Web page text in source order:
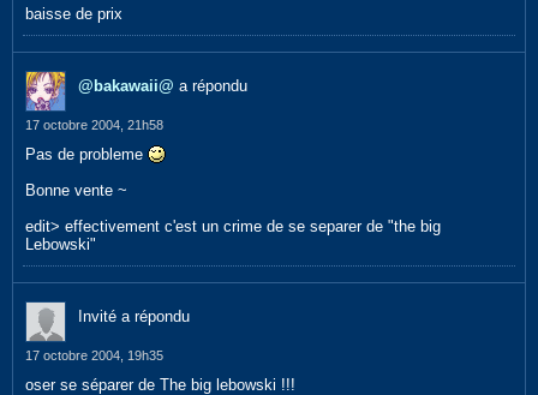
baisse de prix
@bakawaii@ a répondu
17 octobre 2004, 21h58
Pas de probleme
Bonne vente ~
edit> effectivement c'est un crime de se separer de "the big
Lebowski"
Invité a répondu
17 octobre 2004, 19h35
oser se séparer de The big lebowski !!!